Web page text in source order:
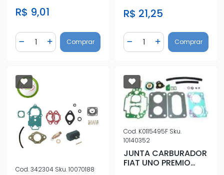
SIMP
R$ 9,01
Diminuir Quantidade
Quantidade
Adicionar Quantidade
Comprar
C/DIAFRAGMA WEB
R$ 21,25
Diminuir Quantidade
Quantidade
AdicionarComprar
Cod.342304 Sku.10070188
Cod. K0115495F Sku.
10140352
JUNTA CARBURADOR
FIAT UNO PREMIO